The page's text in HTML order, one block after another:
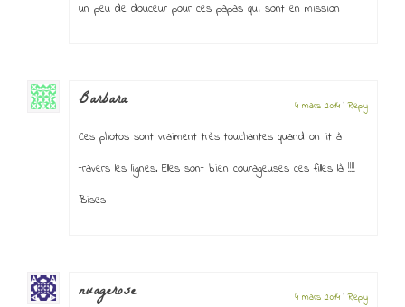
un peu de douceur pour ces papas qui sont en mission
Barbara 4 mars 2014 |Reply
Ces photos sont vraiment très touchantes quand on lit à
travers les lignes. Elles sont bien courageuses ces filles là !!!!
Bises
nuagerose 4 mars 2014 |Reply